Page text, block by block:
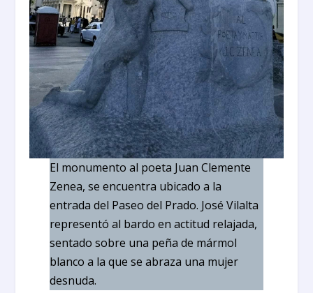
El monumento al poeta Juan Clemente
Zenea, se encuentra ubicado a la
entrada del Paseo del Prado. José Vilalta
representó al bardo en actitud relajada,
sentado sobre una peña de mármol
blanco a la que se abraza una mujer
desnuda.